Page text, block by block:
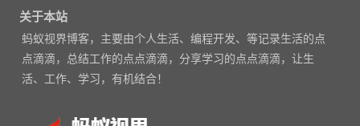
关于本站
蚂蚁视界博客，主要由个人生活、编程开发、等记录生活的点
点滴滴，总结工作的点点滴滴，分享学习的点点滴滴，让生
活、工作、学习，有机结合！